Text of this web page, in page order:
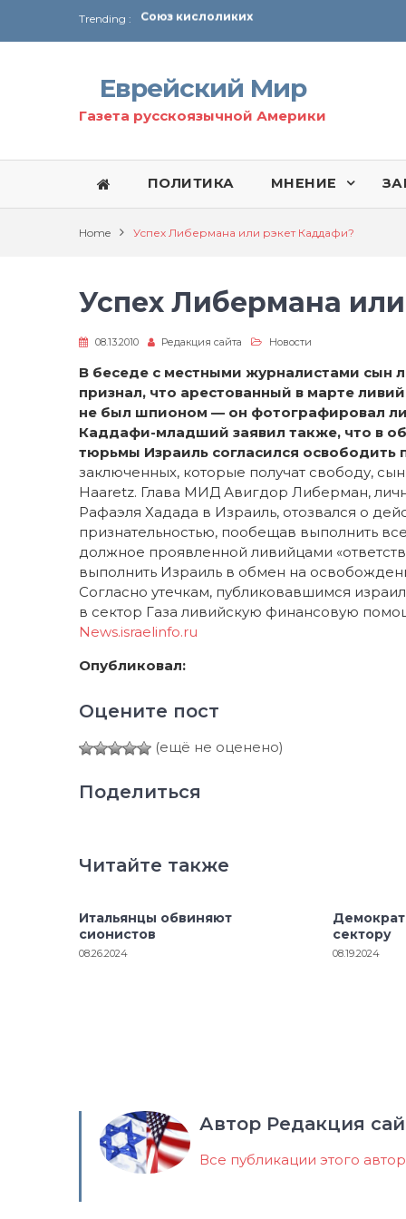
Trending :
Соглашение США с Ираном
Технология Революции в Иране
От Ирана до Ливана и Газы
Еврейский Мир
Газета русскоязычной Америки
ПОЛИТИКА МНЕНИЕ
Home Успех Либермана или рэкет Каддафи?
Успех Либермана
08.13.2010 Редакция сайта Новости
В беседе с местными журналистами сын
признал, что арестованный в марте
не был шпионом — он фотографировал
Каддафи-младший заявил также, что в
тюрьмы Израиль согласился освободить
заключенных, которые получат свободу,
Haaretz. Глава МИД Авигдор Либерман,
Рафаэля Хадада в Израиль, отозвался о
признательностью, пообещав выполнить
должное проявленной ливийцами
выполнить Израиль в обмен на
Согласно утечкам, публиковавшимся
в сектор Газа ливийскую финансовую
News.israelinfo.ru
Опубликовал:
Оцените пост
(ещё не оценено)
Поделиться
Читайте также
Итальянцы обвиняют
сионистов
08.26.2024
сектору
08.19.2024
Автор Редакция
Все публикации этого